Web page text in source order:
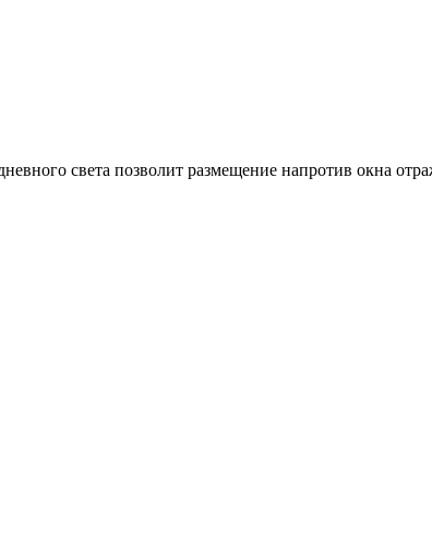
света позволит размещение напротив окна